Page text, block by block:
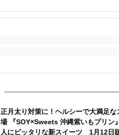
正月太り対策に！ヘルシーで大満足
場 『SOY×Sweets 沖縄紫いもプリン
人にピッタリな新スイーツ 1月12日